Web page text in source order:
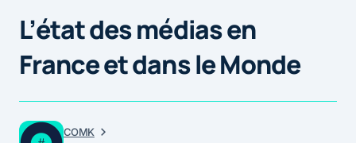
L’état des médias en
France et dans le Monde
COMK